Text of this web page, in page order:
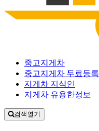
중고지게차
중고지게차 무료등록
지게차 지식인
지게차 유용한정보
검색열기